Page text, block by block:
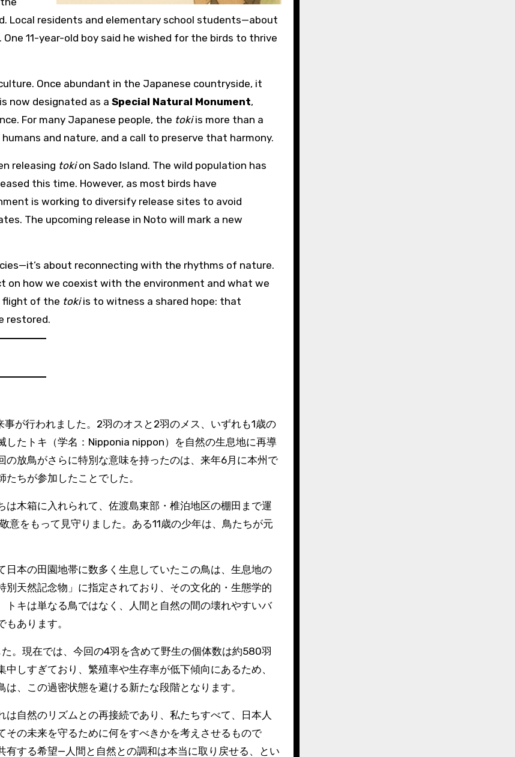
Local residents and elementary school students—about
11-year-old boy said he wished for the birds to thrive
Once abundant in the Japanese countryside, it
now designated as a Special Natural Monument,
For many Japanese people, the tokiis more than a
and nature, and a call to preserve that harmony.
releasing tokion Sado Island. The wild population has
this time. However, as most birds have
is working to diversify release sites to avoid
The upcoming release in Noto will mark a new
about reconnecting with the rhythms of nature.
on how we coexist with the environment and what we
flight of the tokiis to witness a shared hope: that
restored.
が行われました。2羽のオスと2羽のメス、いずれも1歳の
したトキ（学名：Nipponia nippon）を自然の生息地に再導
放鳥がさらに特別な意味を持ったのは、来年6月に本州で
ちが参加したことでした。
は木箱に入れられて、佐渡島東部・椎泊地区の棚田まで運
をもって見守りました。ある11歳の少年は、鳥たちが元
日本の田園地帯に数多く生息していたこの鳥は、生息地の
天然記念物」に指定されており、その文化的・生態学的
キは単なる鳥ではなく、人間と自然の間の壊れやすいバ
あります。
。現在では、今回の4羽を含めて野生の個体数は約580羽
しすぎており、繁殖率や生存率が低下傾向にあるため、
、この過密状態を避ける新たな段階となります。
自然のリズムとの再接続であり、私たちすべて、日本人
の未来を守るために何をすべきかを考えさせるもので
する希望—人間と自然との調和は本当に取り戻せる、とい